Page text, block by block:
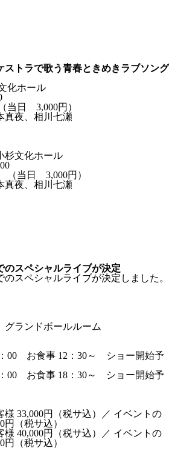
トラで歌う青春ときめきラブソング
化ホール
当日 3,000円）
夜、相川七瀬
杉文化ホール
当日 3,000円）
夜、相川七瀬
のスペシャルライブが決定
スペシャルライブが決定しました。
ランドボールルーム
：00 お食事 12：30～ ショー開始予
：00 お食事 18：30～ ショー開始予
様 33,000円（税サ込）／ イベントの
（税サ込）
様 40,000円（税サ込）／ イベントの
（税サ込）